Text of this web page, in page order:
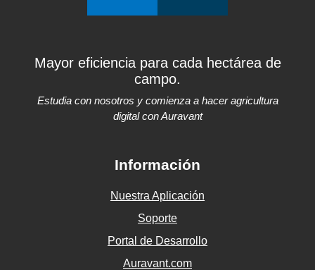
Mayor eficiencia para cada hectárea de
campo.
Estudia con nosotros y comienza a hacer agricultura
digital con Auravant
Información
Nuestra Aplicación
Soporte
Portal de Desarrollo
Auravant.com